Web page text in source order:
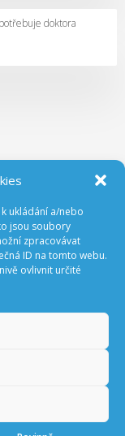
ukládání a/nebo
jsou soubory
zpracovávat
ID na tomto webu.
ovlivnit určité
doktora
ČR